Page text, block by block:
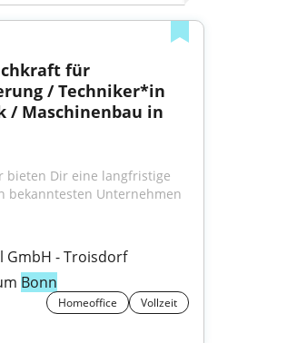
für
/ Techniker*in
/ Maschinenbau in
bieten Dir eine langfristige
bekanntesten Unternehmen
GmbH - Troisdorf
Bonn
Homeoffice Vollzeit